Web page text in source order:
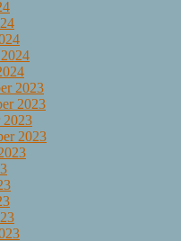
2023
2023
2023
2023